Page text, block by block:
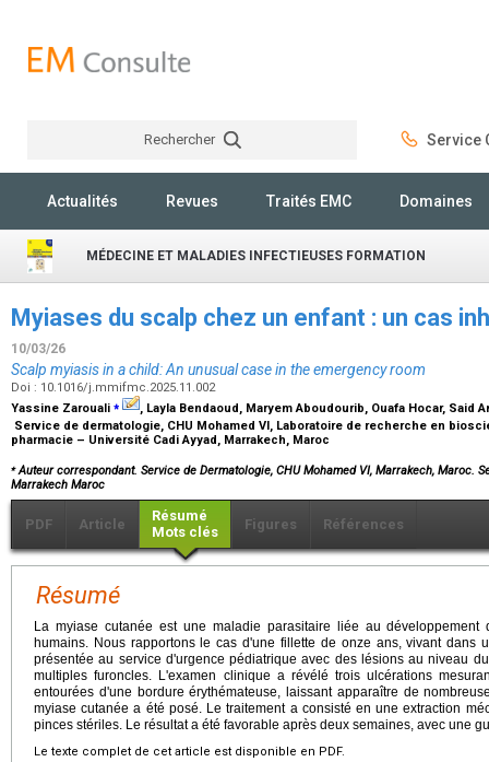
Rechercher Service
Actualités Revues Traités EMC Domaines
MÉDECINE ET MALADIES INFECTIEUSES FORMATION
Myiases du scalp chez un enfant : un cas
10/03/26
Scalp myiasis in a child: An unusual case in the emergency room
Doi : 10.1016/j.mmifmc.2025.11.002
Yassine Zarouali ⁎
, Layla Bendaoud, Maryem Aboudourib, Ouafa Hocar, Said
Service de dermatologie, CHU Mohamed VI, Laboratoire de recherche en
pharmacie – Université Cadi Ayyad, Marrakech, Maroc
⁎Auteur correspondant. Service de Dermatologie, CHU Mohamed VI, Marrakech, Maroc.
Marrakech Maroc
PDF Article
Résumé
Mots clés
Figures Références
Résumé
La myiase cutanée est une maladie parasitaire liée au
humains. Nous rapportons le cas d'une fillette de onze ans, vivant dans
présentée au service d'urgence pédiatrique avec des lésions au niveau
multiples furoncles. L'examen clinique a révélé trois ulcérations
entourées d'une bordure érythémateuse, laissant apparaître de
myiase cutanée a été posé. Le traitement a consisté en une extraction
pinces stériles. Le résultat a été favorable après deux semaines, avec une
Le texte complet de cet article est disponible en PDF.